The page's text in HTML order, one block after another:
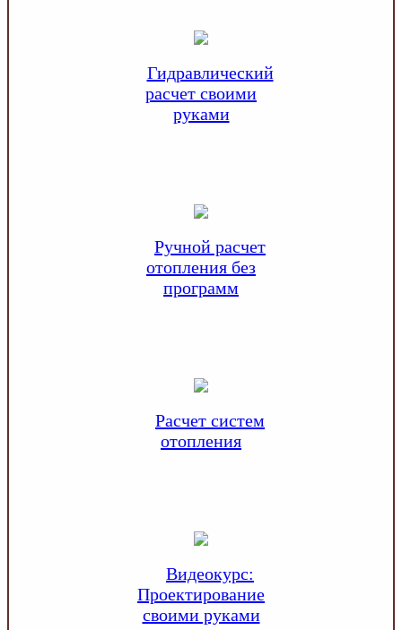
Гидравлический
расчет своими
руками
Ручной расчет
отопления без
программ
Расчет систем
отопления
Видеокурс:
Проектирование
своими руками